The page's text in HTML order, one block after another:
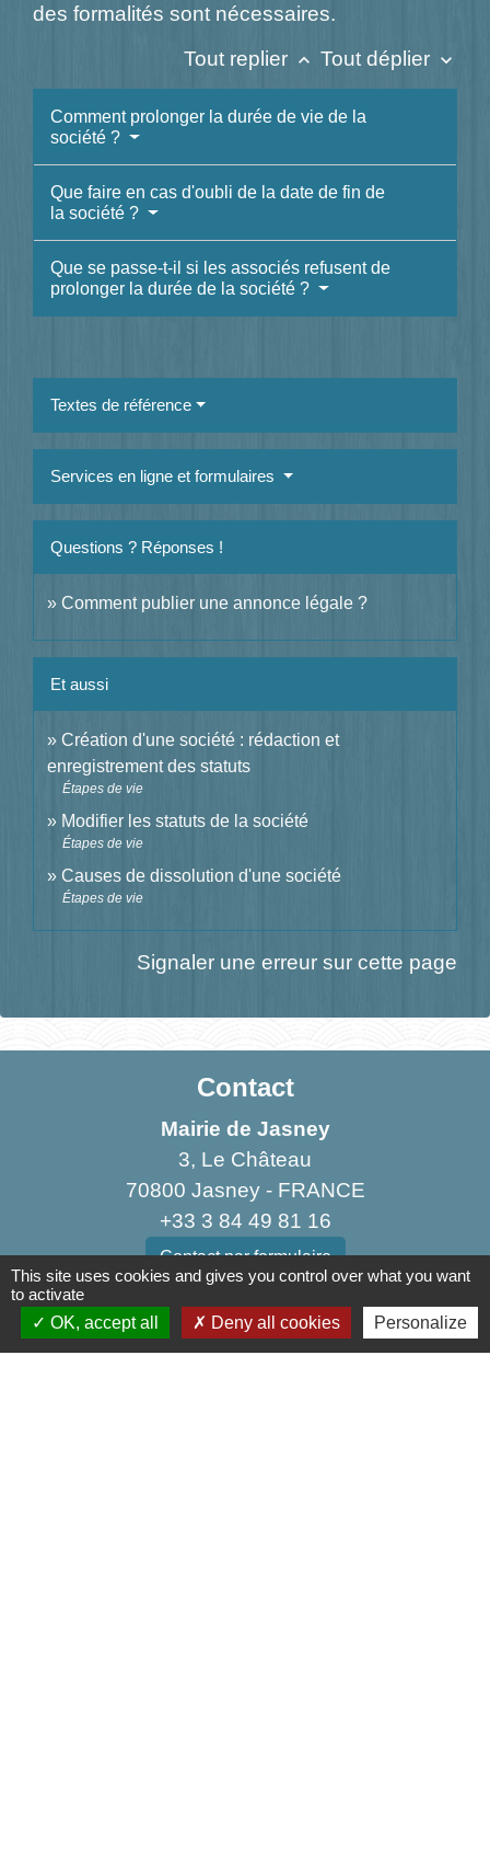
des formalités sont nécessaires.
Tout replier keyboard_arrow_up Tout déplier keyboard_arrow_down
Comment prolonger la durée de vie de la
société ?
Que faire en cas d'oubli de la date de fin de
la société ?
Que se passe-t-il si les associés refusent de
prolonger la durée de la société ?
Textes de référence
Services en ligne et formulaires
Questions ? Réponses !
Comment publier une annonce légale ?
Et aussi
Création d'une société : rédaction et
enregistrement des statuts
Étapes de vie
Modifier les statuts de la société
Étapes de vie
Causes de dissolution d'une société
Étapes de vie
Signaler une erreur sur cette page
Contact
Mairie de Jasney
3, Le Château
70800 Jasney - FRANCE
+33 3 84 49 81 16
Contact par formulaire
This site uses cookies and gives you control over what you want
to activate
OK, accept all
Deny all cookies Personalize